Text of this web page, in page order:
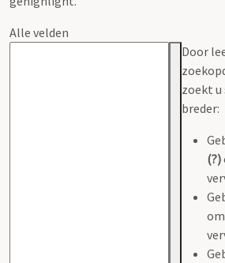
Alle velden
Door
zoekt
breder:
(?)